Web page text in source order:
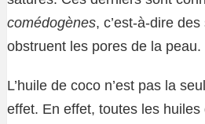
comédogènes, c’est-à-dire
obstruent les pores de la peau.
L’huile de coco n’est pas la
effet. En effet, toutes les